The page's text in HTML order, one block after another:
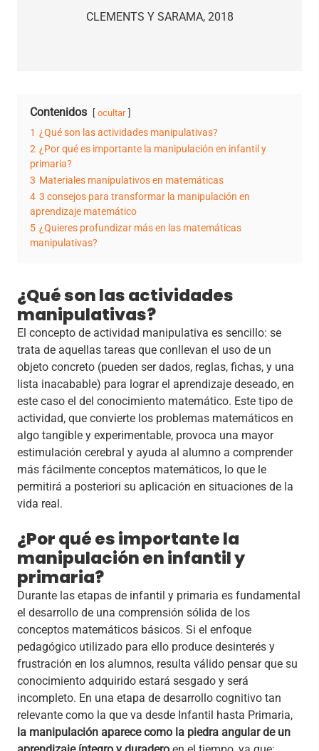
CLEMENTS Y SARAMA, 2018
Contenidos ocultar
1 ¿Qué son las actividades manipulativas?
2 ¿Por qué es importante la manipulación en infantil y
primaria?
3 Materiales manipulativos en matemáticas
4 3 consejos para transformar la manipulación en
aprendizaje matemático
5 ¿Quieres profundizar más en las matemáticas
manipulativas?
¿Qué son las actividades
manipulativas?
El concepto de actividad manipulativa es sencillo: se
trata de aquellas tareas que conllevan el uso de un
objeto concreto (pueden ser dados, reglas, fichas, y una
lista inacabable) para lograr el aprendizaje deseado, en
este caso el del conocimiento matemático. Este tipo de
actividad, que convierte los problemas matemáticos en
algo tangible y experimentable, provoca una mayor
estimulación cerebral y ayuda al alumno a comprender
más fácilmente conceptos matemáticos, lo que le
permitirá a posteriori su aplicación en situaciones de la
vida real.
¿Por qué es importante la
manipulación en infantil y
primaria?
Durante las etapas de infantil y primaria es fundamental
el desarrollo de una comprensión sólida de los
conceptos matemáticos básicos. Si el enfoque
pedagógico utilizado para ello produce desinterés y
frustración en los alumnos, resulta válido pensar que su
conocimiento adquirido estará sesgado y será
incompleto. En una etapa de desarrollo cognitivo tan
relevante como la que va desde Infantil hasta Primaria,
la manipulación aparece como la piedra angular de un